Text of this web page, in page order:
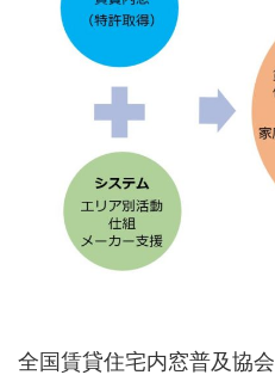
全国賃貸住宅内窓普及協会